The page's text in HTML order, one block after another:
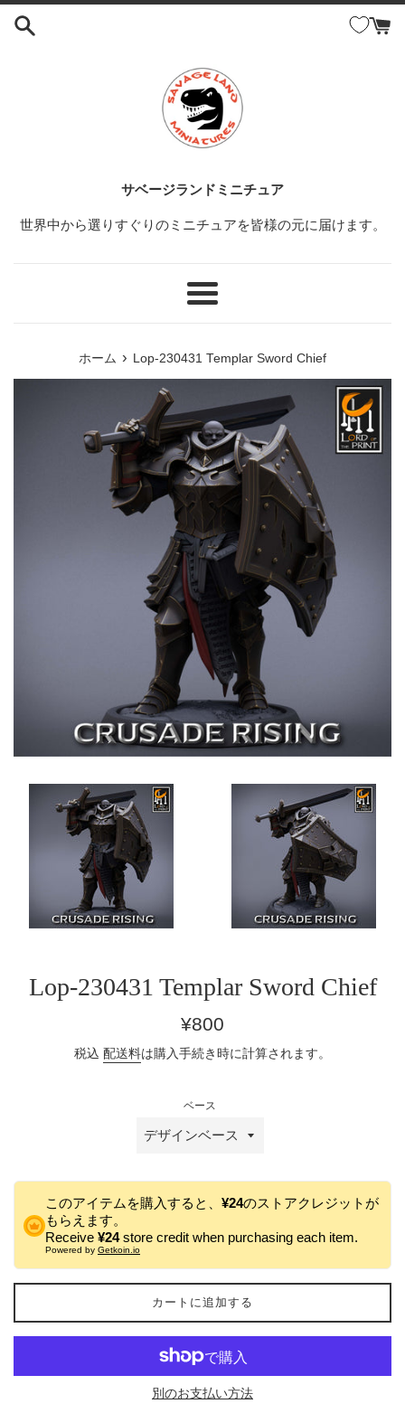
コ
サベージランドミニチュア
世界中から選りすぐりのミニチュアを皆様の元に届けます。
メ
ホーム › Lop-230431 Templar Sword Chief
Lop-230431 Templar Sword Chief
通
価
¥800
税込 配送料は購入手続き時に計算されます。
ベース
このアイテムを購入すると、 ¥24のストアクレジットが
もらえます。
Receive ¥24store credit when purchasing each item.
Powered by Getkoin.io
カートに追加する
別のお支払い方法